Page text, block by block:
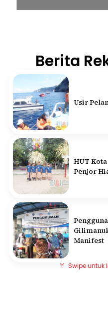
Berita
Usir
HUT
Penjor
Manifest
Swipe untuk